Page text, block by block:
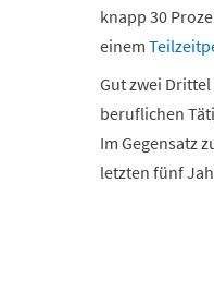
knapp 30
einem
Gut zwei
beruflichen
Im Gegensatz
letzten fünf